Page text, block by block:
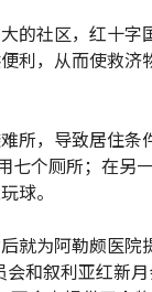
的社区，红十字
利，从而使救济
所，导致居住条
七个厕所；在另
球。
就为阿勒颇医院
和叙利亚红新